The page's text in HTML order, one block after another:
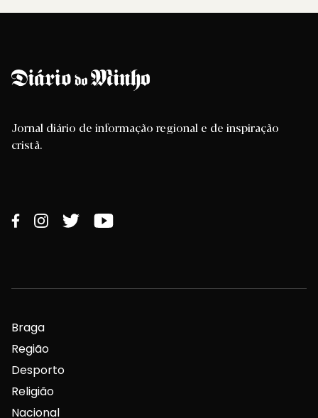
Jornal diário de informação regional e de inspiração
cristã.
Braga
Região
Desporto
Religião
Nacional